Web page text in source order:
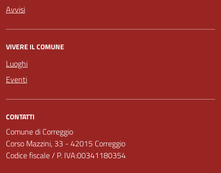
Avvisi
VIVERE IL COMUNE
Luoghi
Eventi
CONTATTI
Comune di Correggio
Corso Mazzini, 33 - 42015 Correggio
Codice fiscale / P. IVA:00341180354